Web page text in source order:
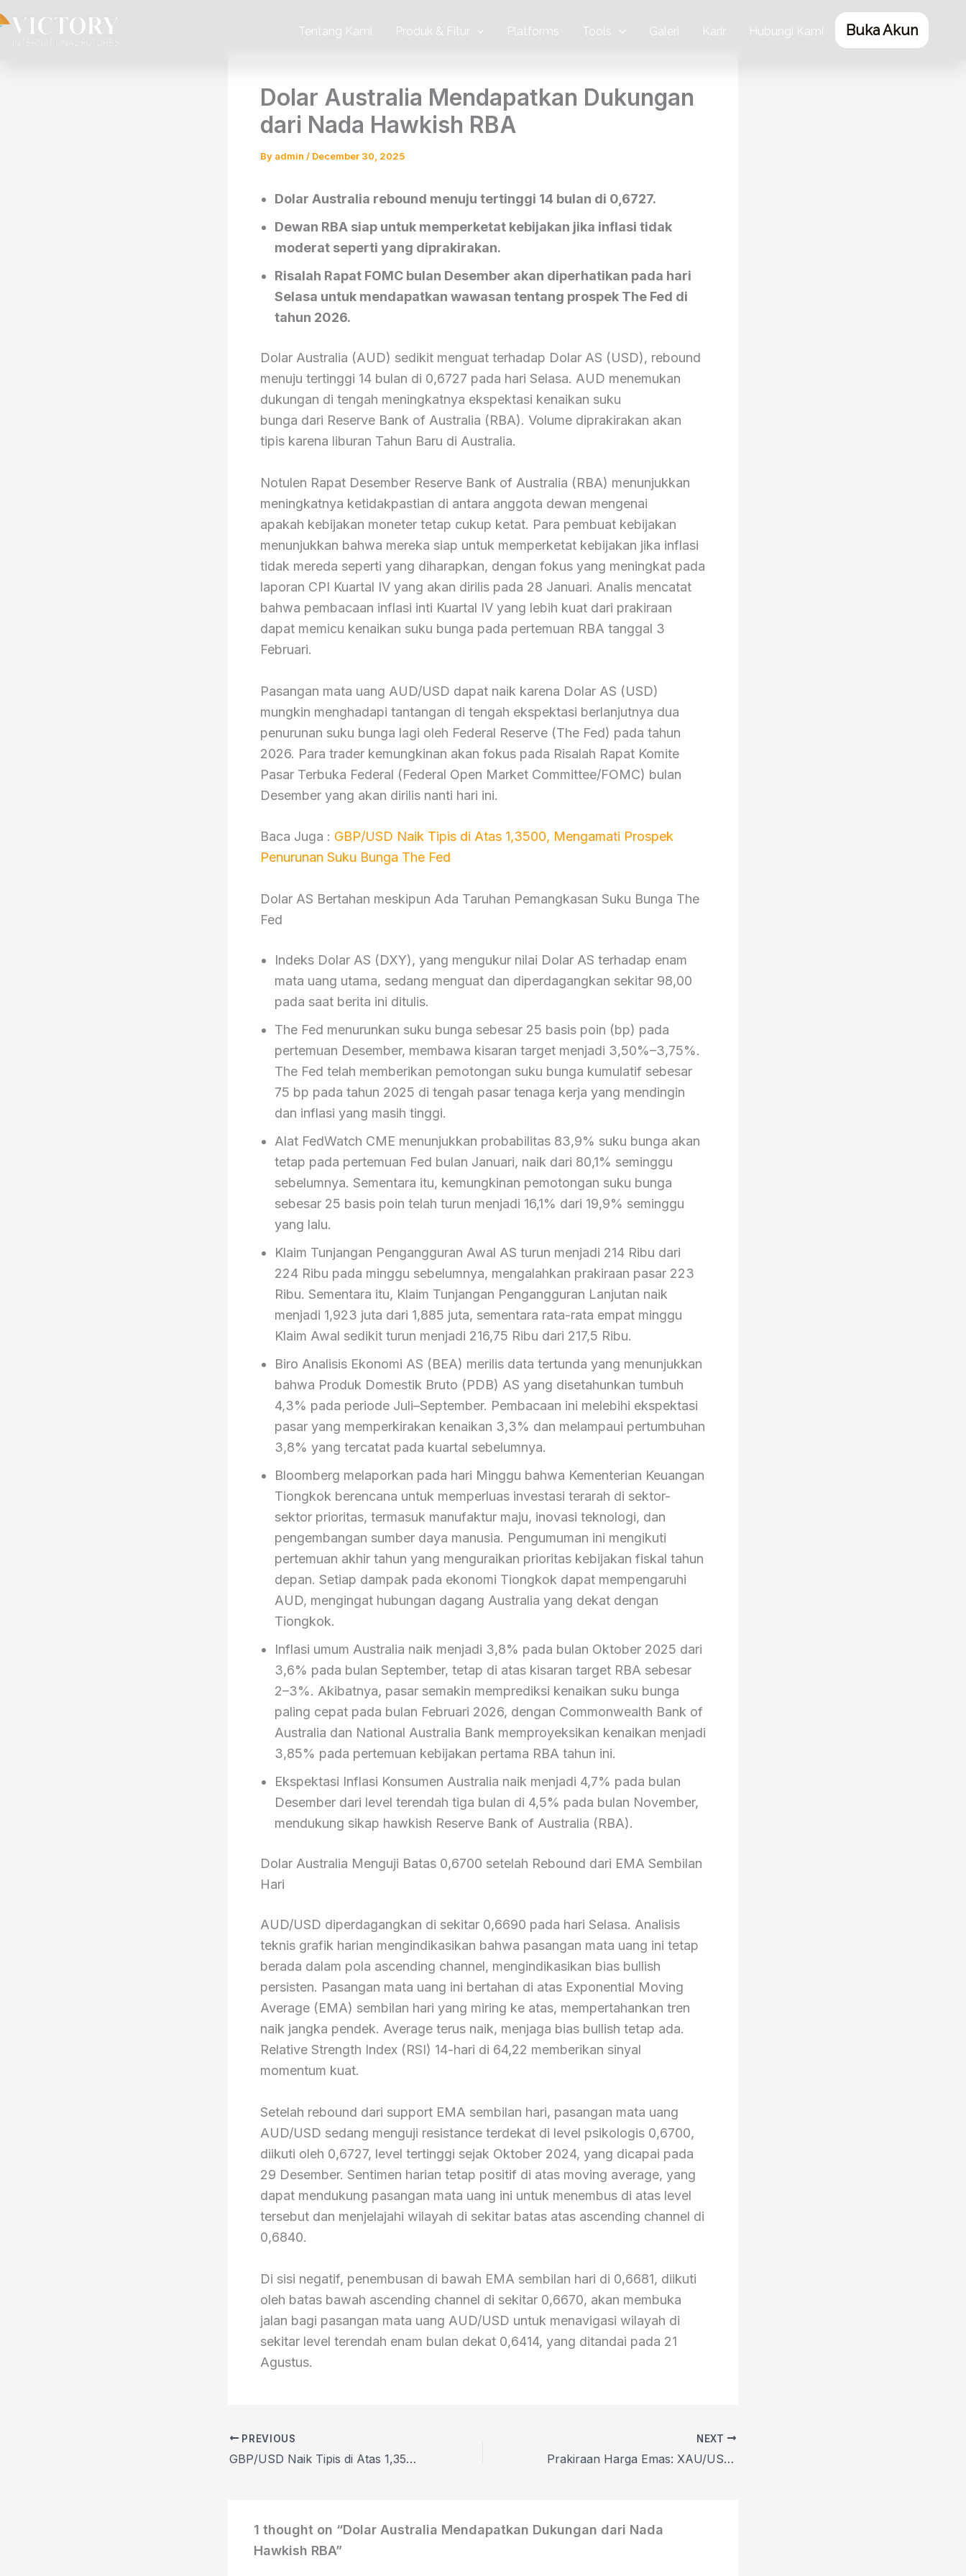
to
Tentang Kami Produk & Fitur Platforms Tools Galeri Karir Hubungi Kami Buka Akun
Dolar Australia Mendapatkan Dukungan
dari Nada Hawkish RBA
By admin / December 30, 2025
Dolar Australia rebound menuju tertinggi 14 bulan di 0,6727.
Dewan RBA siap untuk memperketat kebijakan jika inflasi tidak
moderat seperti yang diprakirakan.
Risalah Rapat FOMC bulan Desember akan diperhatikan pada hari
Selasa untuk mendapatkan wawasan tentang prospek The Fed di
tahun 2026.
Dolar Australia (AUD) sedikit menguat terhadap Dolar AS (USD), rebound
menuju tertinggi 14 bulan di 0,6727 pada hari Selasa. AUD menemukan
dukungan di tengah meningkatnya ekspektasi kenaikan suku
bunga dari Reserve Bank of Australia (RBA). Volume diprakirakan akan
tipis karena liburan Tahun Baru di Australia.
Notulen Rapat Desember Reserve Bank of Australia (RBA) menunjukkan
meningkatnya ketidakpastian di antara anggota dewan mengenai
apakah kebijakan moneter tetap cukup ketat. Para pembuat kebijakan
menunjukkan bahwa mereka siap untuk memperketat kebijakan jika inflasi
tidak mereda seperti yang diharapkan, dengan fokus yang meningkat pada
laporan CPI Kuartal IV yang akan dirilis pada 28 Januari. Analis mencatat
bahwa pembacaan inflasi inti Kuartal IV yang lebih kuat dari prakiraan
dapat memicu kenaikan suku bunga pada pertemuan RBA tanggal 3
Februari.
Pasangan mata uang AUD/USD dapat naik karena Dolar AS (USD)
mungkin menghadapi tantangan di tengah ekspektasi berlanjutnya dua
penurunan suku bunga lagi oleh Federal Reserve (The Fed) pada tahun
2026. Para trader kemungkinan akan fokus pada Risalah Rapat Komite
Pasar Terbuka Federal (Federal Open Market Committee/FOMC) bulan
Desember yang akan dirilis nanti hari ini.
Baca Juga : GBP/USD Naik Tipis di Atas 1,3500, Mengamati Prospek
Penurunan Suku Bunga The Fed
Dolar AS Bertahan meskipun Ada Taruhan Pemangkasan Suku Bunga The
Fed
Indeks Dolar AS (DXY), yang mengukur nilai Dolar AS terhadap enam
mata uang utama, sedang menguat dan diperdagangkan sekitar 98,00
pada saat berita ini ditulis.
The Fed menurunkan suku bunga sebesar 25 basis poin (bp) pada
pertemuan Desember, membawa kisaran target menjadi 3,50%–3,75%.
The Fed telah memberikan pemotongan suku bunga kumulatif sebesar
75 bp pada tahun 2025 di tengah pasar tenaga kerja yang mendingin
dan inflasi yang masih tinggi.
Alat FedWatch CME menunjukkan probabilitas 83,9% suku bunga akan
tetap pada pertemuan Fed bulan Januari, naik dari 80,1% seminggu
sebelumnya. Sementara itu, kemungkinan pemotongan suku bunga
sebesar 25 basis poin telah turun menjadi 16,1% dari 19,9% seminggu
yang lalu.
Klaim Tunjangan Pengangguran Awal AS turun menjadi 214 Ribu dari
224 Ribu pada minggu sebelumnya, mengalahkan prakiraan pasar 223
Ribu. Sementara itu, Klaim Tunjangan Pengangguran Lanjutan naik
menjadi 1,923 juta dari 1,885 juta, sementara rata-rata empat minggu
Klaim Awal sedikit turun menjadi 216,75 Ribu dari 217,5 Ribu.
Biro Analisis Ekonomi AS (BEA) merilis data tertunda yang menunjukkan
bahwa Produk Domestik Bruto (PDB) AS yang disetahunkan tumbuh
4,3% pada periode Juli–September. Pembacaan ini melebihi ekspektasi
pasar yang memperkirakan kenaikan 3,3% dan melampaui pertumbuhan
3,8% yang tercatat pada kuartal sebelumnya.
Bloomberg melaporkan pada hari Minggu bahwa Kementerian Keuangan
Tiongkok berencana untuk memperluas investasi terarah di sektor-
sektor prioritas, termasuk manufaktur maju, inovasi teknologi, dan
pengembangan sumber daya manusia. Pengumuman ini mengikuti
pertemuan akhir tahun yang menguraikan prioritas kebijakan fiskal tahun
depan. Setiap dampak pada ekonomi Tiongkok dapat mempengaruhi
AUD, mengingat hubungan dagang Australia yang dekat dengan
Tiongkok.
Inflasi umum Australia naik menjadi 3,8% pada bulan Oktober 2025 dari
3,6% pada bulan September, tetap di atas kisaran target RBA sebesar
2–3%. Akibatnya, pasar semakin memprediksi kenaikan suku bunga
paling cepat pada bulan Februari 2026, dengan Commonwealth Bank of
Australia dan National Australia Bank memproyeksikan kenaikan menjadi
3,85% pada pertemuan kebijakan pertama RBA tahun ini.
Ekspektasi Inflasi Konsumen Australia naik menjadi 4,7% pada bulan
Desember dari level terendah tiga bulan di 4,5% pada bulan November,
mendukung sikap hawkish Reserve Bank of Australia (RBA).
Dolar Australia Menguji Batas 0,6700 setelah Rebound dari EMA Sembilan
Hari
AUD/USD diperdagangkan di sekitar 0,6690 pada hari Selasa. Analisis
teknis grafik harian mengindikasikan bahwa pasangan mata uang ini tetap
berada dalam pola ascending channel, mengindikasikan bias bullish
persisten. Pasangan mata uang ini bertahan di atas Exponential Moving
Average (EMA) sembilan hari yang miring ke atas, mempertahankan tren
naik jangka pendek. Average terus naik, menjaga bias bullish tetap ada.
Relative Strength Index (RSI) 14-hari di 64,22 memberikan sinyal
momentum kuat.
Setelah rebound dari support EMA sembilan hari, pasangan mata uang
AUD/USD sedang menguji resistance terdekat di level psikologis 0,6700,
diikuti oleh 0,6727, level tertinggi sejak Oktober 2024, yang dicapai pada
29 Desember. Sentimen harian tetap positif di atas moving average, yang
dapat mendukung pasangan mata uang ini untuk menembus di atas level
tersebut dan menjelajahi wilayah di sekitar batas atas ascending channel di
0,6840.
Di sisi negatif, penembusan di bawah EMA sembilan hari di 0,6681, diikuti
oleh batas bawah ascending channel di sekitar 0,6670, akan membuka
jalan bagi pasangan mata uang AUD/USD untuk menavigasi wilayah di
sekitar level terendah enam bulan dekat 0,6414, yang ditandai pada 21
Agustus.
PREVIOUS
GBP/USD Naik Tipis di Atas 1,3500, Mengamati Prospek Penurunan Suku Bunga The Fed
NEXT
Prakiraan Harga Emas: XAU/USD Melonjak di Atas $4.600 di Tengah Ketidakpastian The Fed dan Aliran Safe-Haven
1 thought on “Dolar Australia Mendapatkan Dukungan dari Nada
Hawkish RBA”